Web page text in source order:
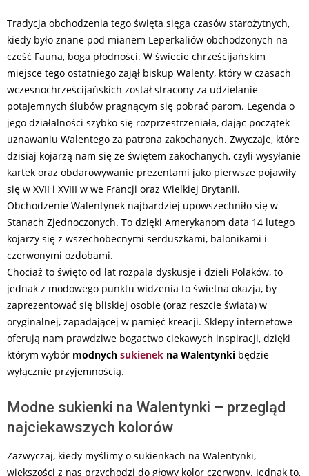
Tradycja obchodzenia tego święta sięga czasów starożytnych,
kiedy było znane pod mianem Leperkaliów obchodzonych na
cześć Fauna, boga płodności. W świecie chrześcijańskim
miejsce tego ostatniego zajął biskup Walenty, który w czasach
wczesnochrześcijańskich został stracony za udzielanie
potajemnych ślubów pragnącym się pobrać parom. Legenda o
jego działalności szybko się rozprzestrzeniała, dając początek
uznawaniu Walentego za patrona zakochanych. Zwyczaje, które
dzisiaj kojarzą nam się ze świętem zakochanych, czyli wysyłanie
kartek oraz obdarowywanie prezentami jako pierwsze pojawiły
się w XVII i XVIII w we Francji oraz Wielkiej Brytanii.
Obchodzenie Walentynek najbardziej upowszechniło się w
Stanach Zjednoczonych. To dzięki Amerykanom data 14 lutego
kojarzy się z wszechobecnymi serduszkami, balonikami i
czerwonymi ozdobami.
Chociaż to święto od lat rozpala dyskusje i dzieli Polaków, to
jednak z modowego punktu widzenia to świetna okazja, by
zaprezentować się bliskiej osobie (oraz reszcie świata) w
oryginalnej, zapadającej w pamięć kreacji. Sklepy internetowe
oferują nam prawdziwe bogactwo ciekawych inspiracji, dzięki
którym wybór modnych sukienek na Walentynki będzie
wyłącznie przyjemnością.
Modne sukienki na Walentynki – przegląd
najciekawszych kolorów
Zazwyczaj, kiedy myślimy o sukienkach na Walentynki,
większości z nas przychodzi do głowy kolor czerwony. Jednak to,